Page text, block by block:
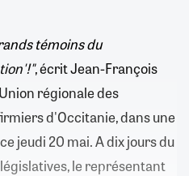
témoins du
, écrit Jean-François
régionale des
d'Occitanie, dans une
jeudi 20 mai. A dix jours du
le représentant